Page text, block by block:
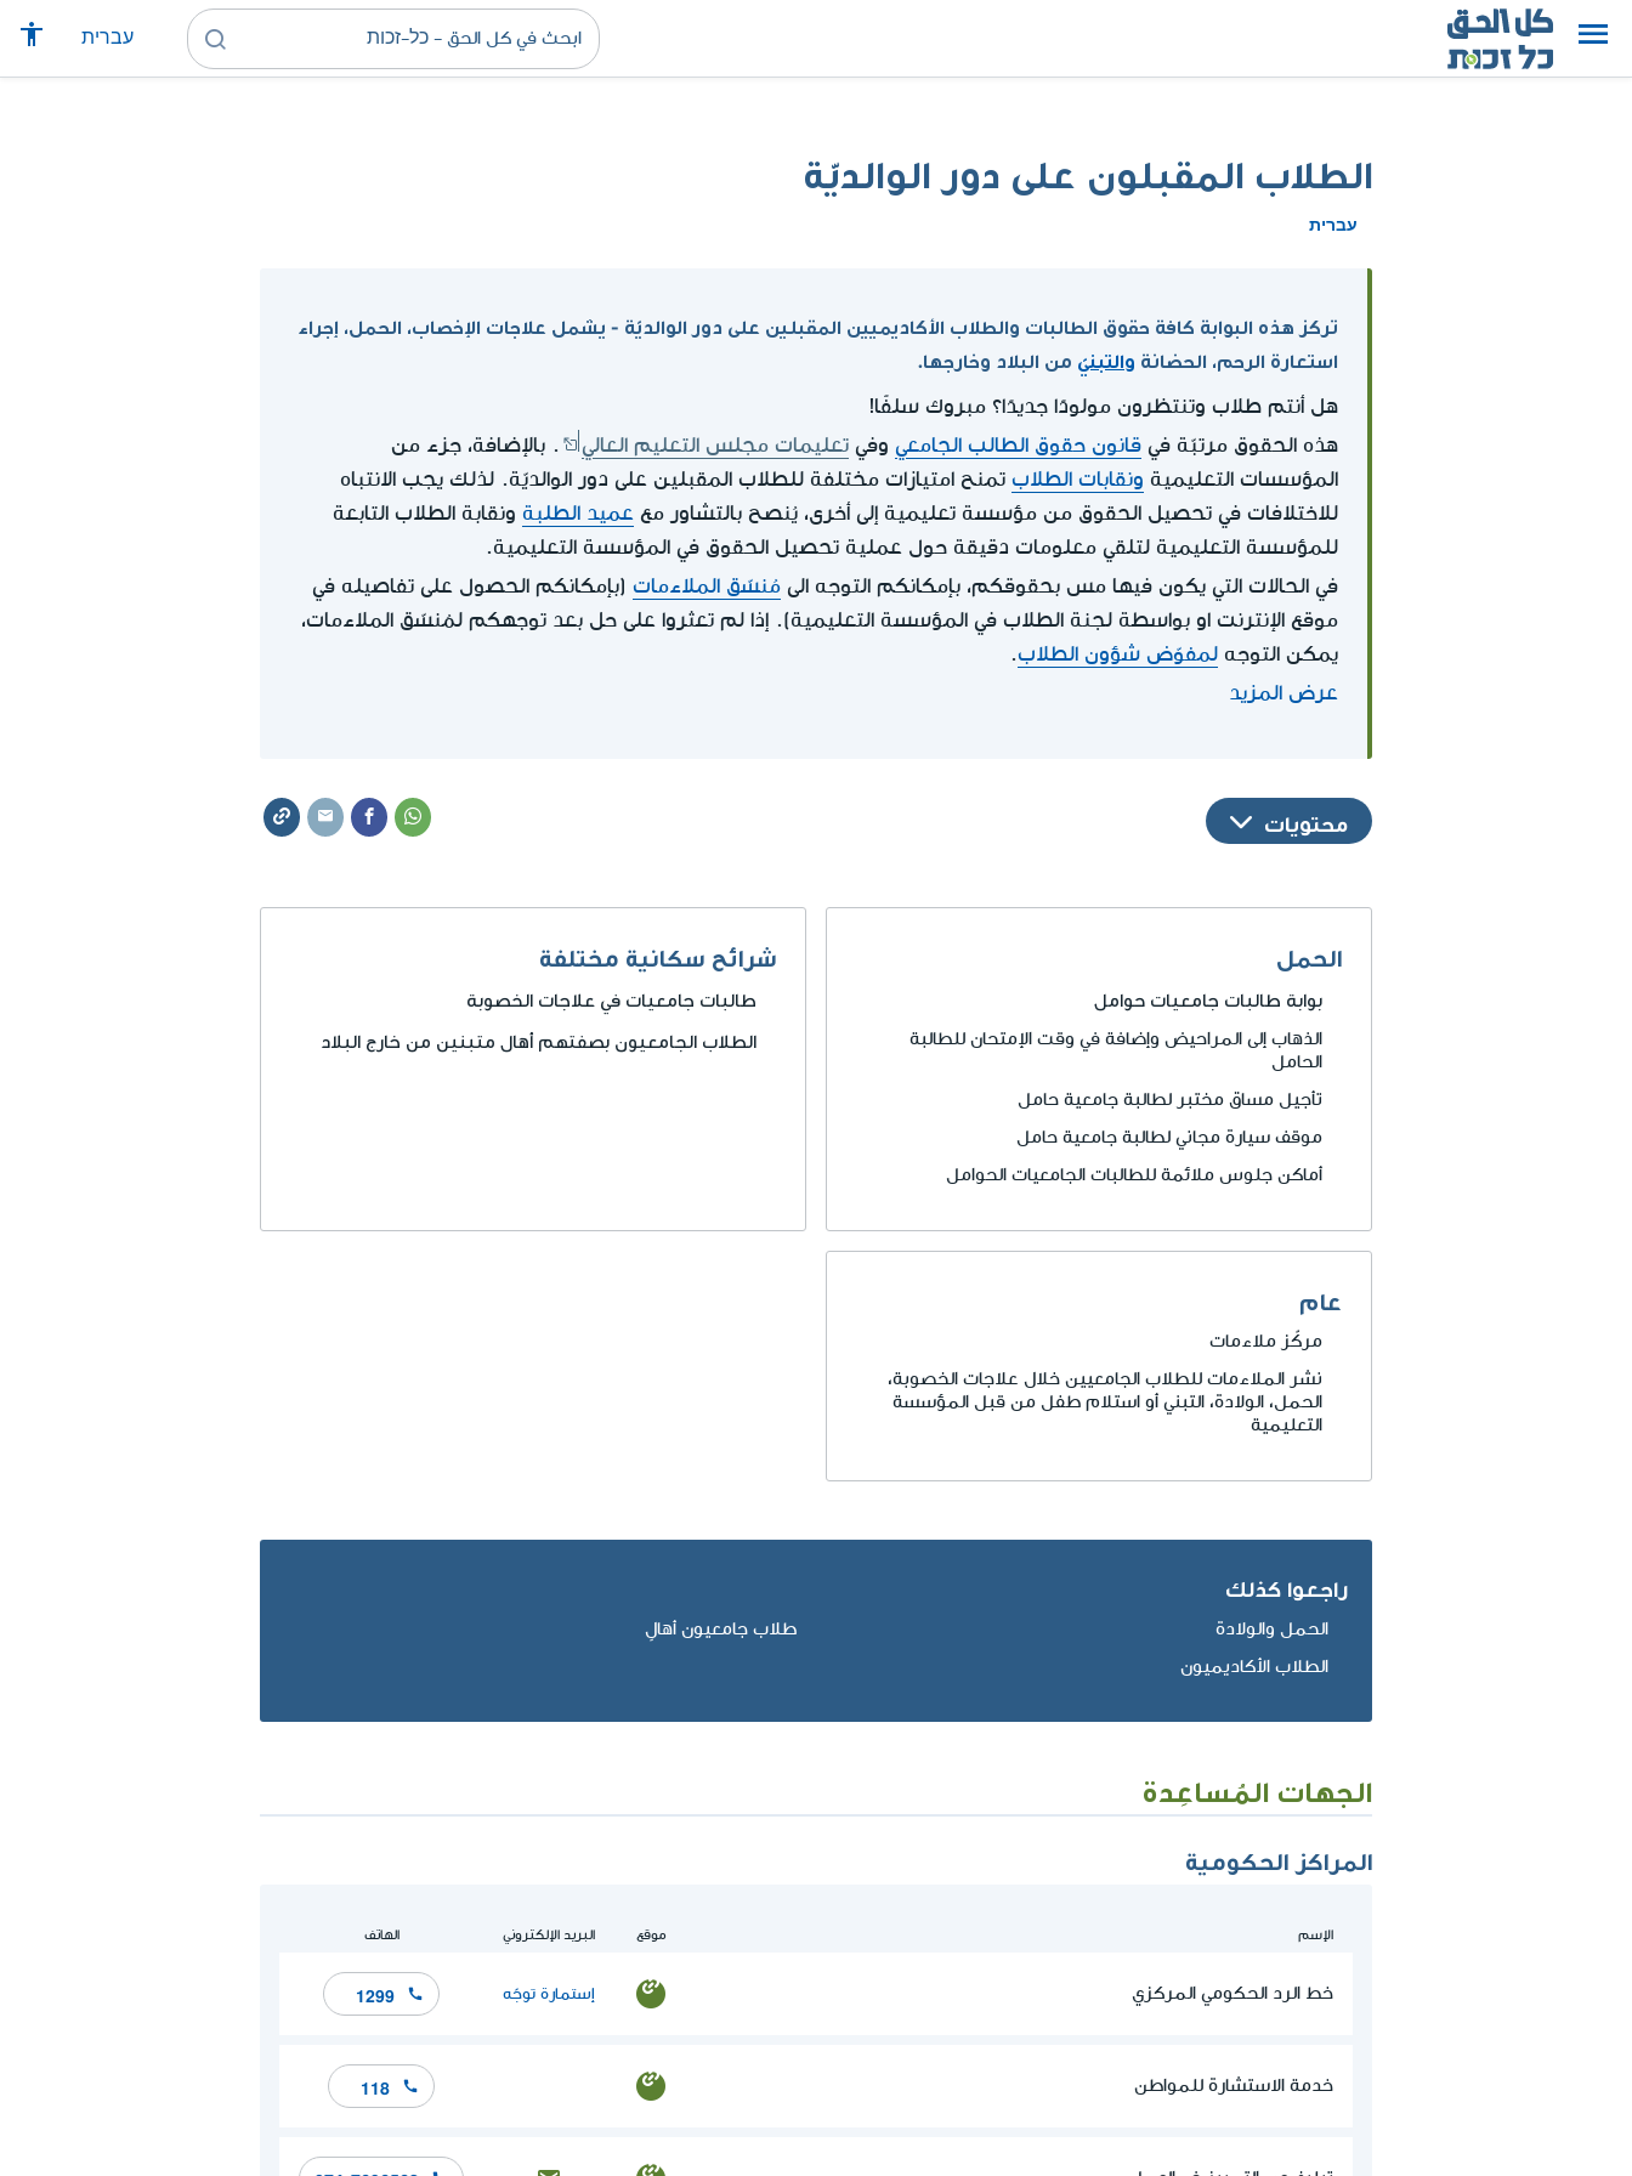
עברית
الطلاب المقبلون على دور الوالديّة
עברית
تركز هذه البوابة كافة حقوق الطالبات والطلاب الأكاديميين المقبلين على دور الوالديّة - يشمل علاجات الإخصاب، الحمل، إجراء
استعارة الرحم، الحضانة والتبنيّ من البلاد وخارجها.
هل أنتم طلاب وتنتظرون مولودًا جديدًا؟ مبروك سلفًا!
هذه الحقوق مرتبّة في قانون حقوق الطالب الجامعي وفي تعليمات مجلس التعليم العالي
. بالإضافة، جزء من
المؤسسات التعليمية ونقابات الطلاب تمنح امتيازات مختلفة للطلاب المقبلين على دور الوالديّة. لذلك يجب الانتباه
للاختلافات في تحصيل الحقوق من مؤسسة تعليمية إلى أخرى، يُنصح بالتشاور مع عميد الطلبة ونقابة الطلاب التابعة
للمؤسسة التعليمية لتلقي معلومات دقيقة حول عملية تحصيل الحقوق في المؤسسة التعليمية.
في الحالات التي يكون فيها مس بحقوقكم، بإمكانكم التوجه الى مُنسّق الملاءمات (بإمكانكم الحصول على تفاصيله في
موقع الإنترنت او بواسطة لجنة الطلاب في المؤسسة التعليمية). إذا لم تعثروا على حل بعد توجهكم لمُنسّق الملاءمات،
يمكن التوجه لمفوّض شؤون الطلاب.
عرض المزيد
محتويات
الحمل
بوابة طالبات جامعيات حوامل
الذهاب إلى المراحيض وإضافة في وقت الإمتحان للطالبة
الحامل
تأجيل مساق مختبر لطالبة جامعية حامل
موقف سيارة مجاني لطالبة جامعية حامل
أماكن جلوس ملائمة للطالبات الجامعيات الحوامل
شرائح سكانية مختلفة
طالبات جامعيات في علاجات الخصوبة
الطلاب الجامعيون بصفتهم أهال متبنين من خارج البلاد
عام
مركّز ملاءمات
نشر الملاءمات للطلاب الجامعيين خلال علاجات الخصوبة،
الحمل، الولادة، التبني أو استلام طفل من قبل المؤسسة
التعليمية
راجعوا كذلك
الحمل والولادة
طلاب جامعيون أهالٍ
الطلاب الأكاديميون
الجهات المُساعِدة
المراكز الحكومية
الإسم موقع البريد الإلكتروني الهاتف
خط الرد الحكومي المركزي إستمارة توجّه 1299
خدمة الاستشارة للمواطن 118